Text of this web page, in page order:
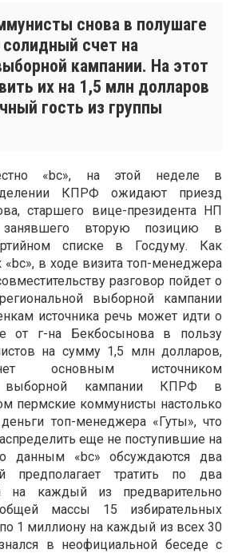
снова в полушаге
счет на
кампании. На этот
их на 1,5 млн долларов
гость из группы
«bc», на этой неделе в
КПРФ ожидают приезд
старшего вице-президента НП
занявшего вторую позицию в
списке в Госдуму. Как
«bc», в ходе визита топ-менеджера
разговор пойдет о
выборной кампании
источника речь может идти о
от г-на Бекбосынова в пользу
на сумму 1,5 млн долларов,
основным источником
выборной кампании КПРФ в
пермские коммунисты настолько
топ-менеджера «Гуты», что
еще не поступившие на
данным «bc» обсуждаются два
предполагает тратить по два
на каждый из предварительно
массы 15 избирательных
1 миллиону на каждый из всех 30
в неофициальной беседе с